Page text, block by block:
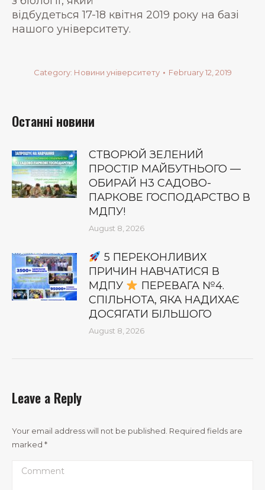
відбудеться 17-18 квітня 2019 року на базі
нашого університету.
Category: Новини університету February 12, 2019
Останні новини
СТВОРЮЙ ЗЕЛЕНИЙ
ПРОСТІР МАЙБУТНЬОГО —
ОБИРАЙ Н3 САДОВО-
ПАРКОВЕ ГОСПОДАРСТВО В
МДПУ!
August 8, 2026
5 ПЕРЕКОНЛИВИХ
ПРИЧИН НАВЧАТИСЯ В
МДПУ
ПЕРЕВАГА №4.
СПІЛЬНОТА, ЯКА НАДИХАЄ
ДОСЯГАТИ БІЛЬШОГО
August 8, 2026
Leave a Reply
Your email address will not be published. Required fields are
marked *
Comment